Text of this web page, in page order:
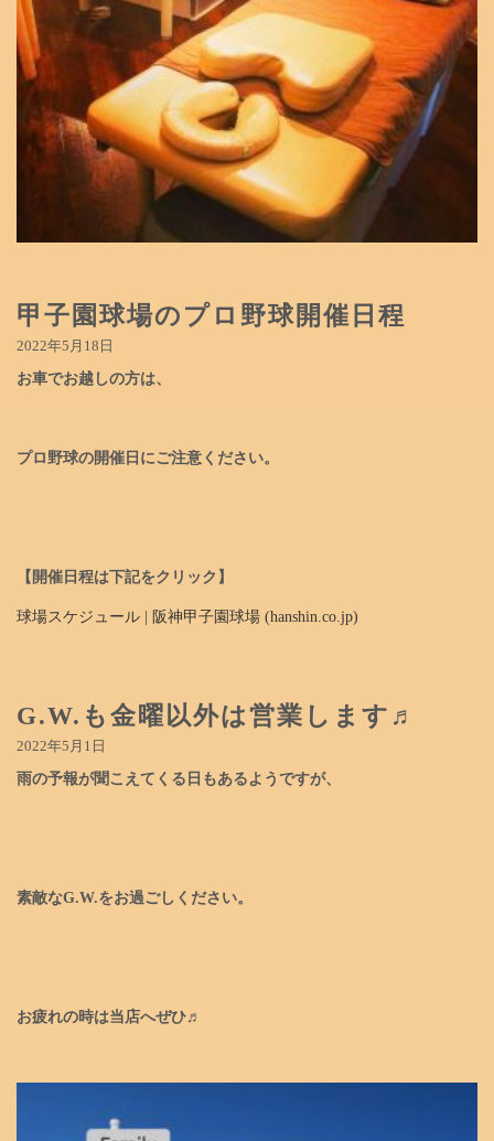
甲子園球場のプロ野球開催日程
2022年5月18日
お車でお越しの方は、
プロ野球の開催日にご注意ください。
【開催日程は下記をクリック】
球場スケジュール | 阪神甲子園球場 (hanshin.co.jp)
G.W.も金曜以外は営業します♬
2022年5月1日
雨の予報が聞こえてくる日もあるようですが、
素敵なG.W.をお過ごしください。
お疲れの時は当店へぜひ♬